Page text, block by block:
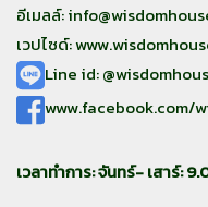
อีเมลล์:
เวปไซด์:
Line id:
www.facebook.com/
เวลาทำการ: จันทร์- เสาร์: